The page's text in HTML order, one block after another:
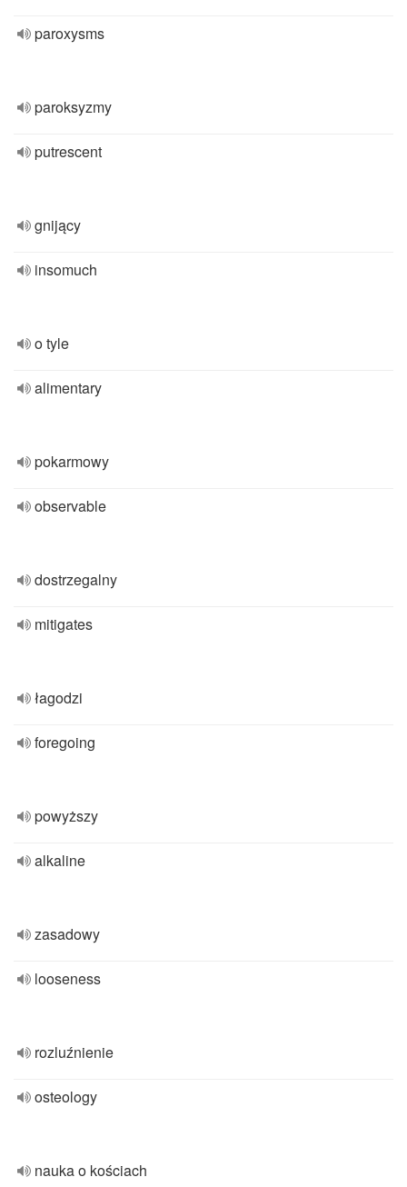
paroxysms
paroksyzmy
putrescent
gnijący
insomuch
o tyle
alimentary
pokarmowy
observable
dostrzegalny
mitigates
łagodzi
foregoing
powyższy
alkaline
zasadowy
looseness
rozluźnienie
osteology
nauka o kościach